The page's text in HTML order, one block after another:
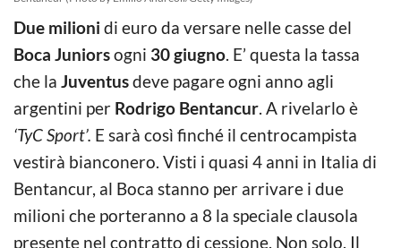
Due milioni di euro da versare nelle casse del
Boca Juniorsogni 30 giugno. E’ questa la tassa
che la Juventusdeve pagare ogni anno agli
argentini per Rodrigo Bentancur. A rivelarlo è
‘TyC Sport’. E sarà così finché il centrocampista
vestirà bianconero. Visti i quasi 4 anni in Italia di
Bentancur, al Boca stanno per arrivare i due
milioni che porteranno a 8 la speciale clausola
presente nel contratto di cessione. Non solo. Il